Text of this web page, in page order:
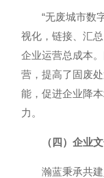
“无废城市数
视化，链接、汇
企业运营总成本
营，提高了固废
能，促进企业降
力。
（四）企业
瀚蓝秉承共